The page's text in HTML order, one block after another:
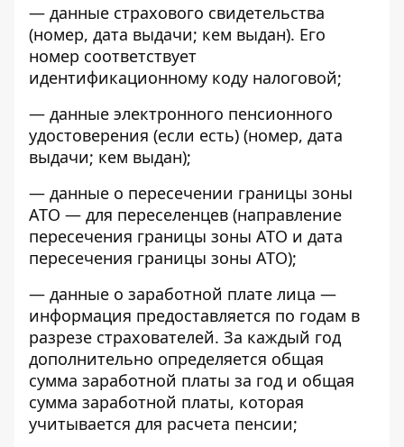
— данные страхового свидетельства
(номер, дата выдачи; кем выдан). Его
номер соответствует
идентификационному коду налоговой;
— данные электронного пенсионного
удостоверения (если есть) (номер, дата
выдачи; кем выдан);
— данные о пересечении границы зоны
АТО — для переселенцев (направление
пересечения границы зоны АТО и дата
пересечения границы зоны АТО);
— данные о заработной плате лица —
информация предоставляется по годам в
разрезе страхователей. За каждый год
дополнительно определяется общая
сумма заработной платы за год и общая
сумма заработной платы, которая
учитывается для расчета пенсии;